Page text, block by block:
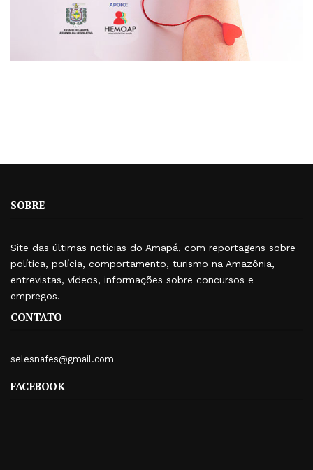
SOBRE
Site das últimas notícias do Amapá, com reportagens sobre
política, polícia, comportamento, turismo na Amazônia,
entrevistas, vídeos, informações sobre concursos e
empregos.
CONTATO
selesnafes@gmail.com
FACEBOOK